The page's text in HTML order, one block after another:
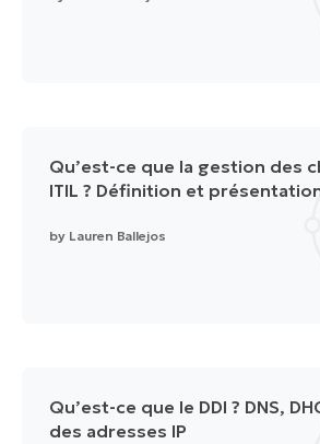
Qu’est-ce que la gestion des
ITIL ? Définition et
by Lauren Ballejos
Qu’est-ce que le DDI ? DNS,
des adresses IP